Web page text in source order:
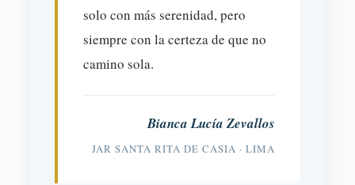
solo con más serenidad, pero
siempre con la certeza de que no
camino sola.
Bianca Lucía Zevallos
JAR SANTA RITA DE CASIA · LIMA